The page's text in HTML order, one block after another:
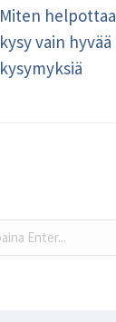
Miten
kysy vain
kysymyksiä